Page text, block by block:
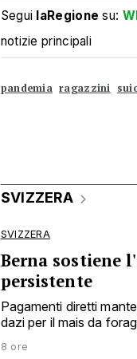
Segui laRegione su:
notizie principali
pandemia ragazzini
SVIZZERA
SVIZZERA
Berna sostiene
persistente
Pagamenti diretti
dazi per il mais da
8 ore